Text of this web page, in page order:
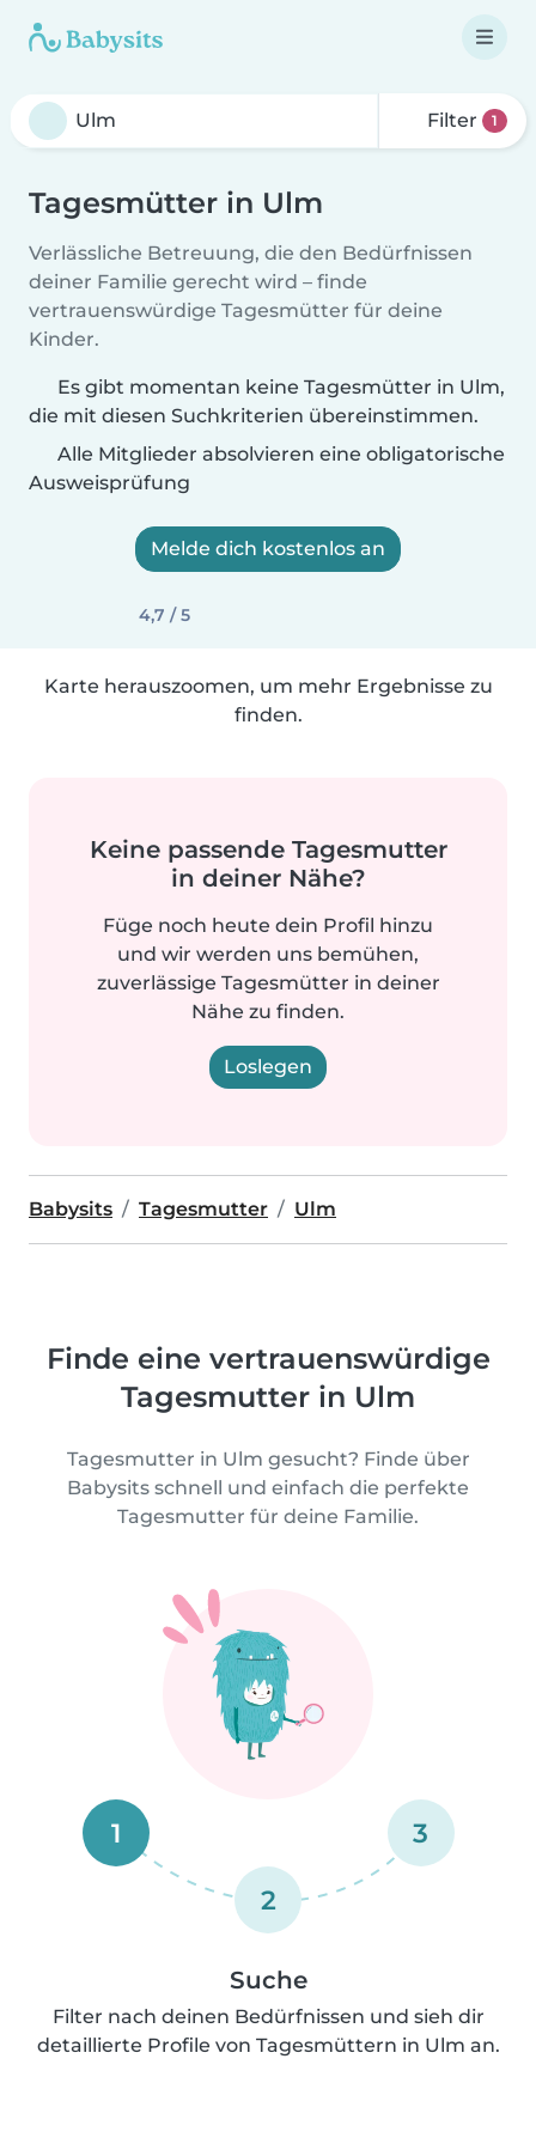
Filter 1
Tagesmütter in Ulm
Verlässliche Betreuung, die den Bedürfnissen
deiner Familie gerecht wird – finde
vertrauenswürdige Tagesmütter für deine
Kinder.
Es gibt momentan keine Tagesmütter in Ulm,
die mit diesen Suchkriterien übereinstimmen.
Alle Mitglieder absolvieren eine obligatorische
Ausweisprüfung
Melde dich kostenlos an
4,7 / 5
Karte herauszoomen, um mehr Ergebnisse zu
finden.
Keine passende Tagesmutter
in deiner Nähe?
Füge noch heute dein Profil hinzu
und wir werden uns bemühen,
zuverlässige Tagesmütter in deiner
Nähe zu finden.
Loslegen
Babysits Tagesmutter Ulm
Finde eine vertrauenswürdige
Tagesmutter in Ulm
Tagesmutter in Ulm gesucht? Finde über
Babysits schnell und einfach die perfekte
Tagesmutter für deine Familie.
1
2
3
Suche
Filter nach deinen Bedürfnissen und sieh dir
detaillierte Profile von Tagesmüttern in Ulm an.